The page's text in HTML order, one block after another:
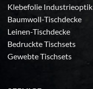
Klebefolie Industrieoptik
Baumwoll-Tischdecke
Leinen-Tischdecke
Bedruckte Tischsets
Gewebte Tischsets